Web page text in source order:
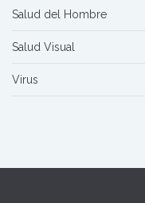
Salud del Hombre
Salud Visual
Virus